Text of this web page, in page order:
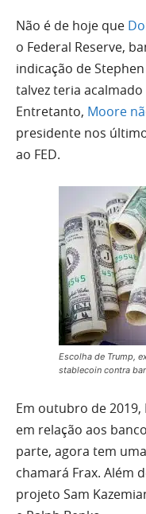
Não é de hoje que
o Federal Reserve,
indicação de
talvez teria
Entretanto, Moore
presidente nos
ao FED.
Escolha de Trump,
stablecoin contra
Em outubro de
em relação aos
parte, agora tem
chamará Frax. Além
projeto Sam